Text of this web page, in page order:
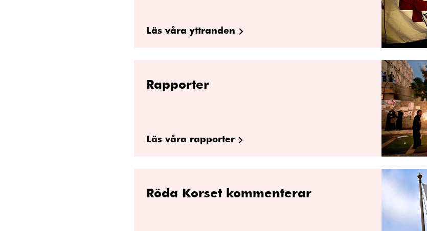
Läs våra yttranden
Rapporter
Läs våra rapporter
Röda Korset kommenterar